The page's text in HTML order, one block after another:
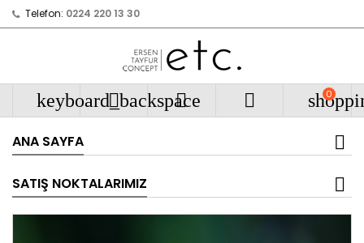
Telefon: 0224 220 13 30
keyboard_backspace
   0
ANA SAYFA
SATIŞ NOKTALARIMIZ